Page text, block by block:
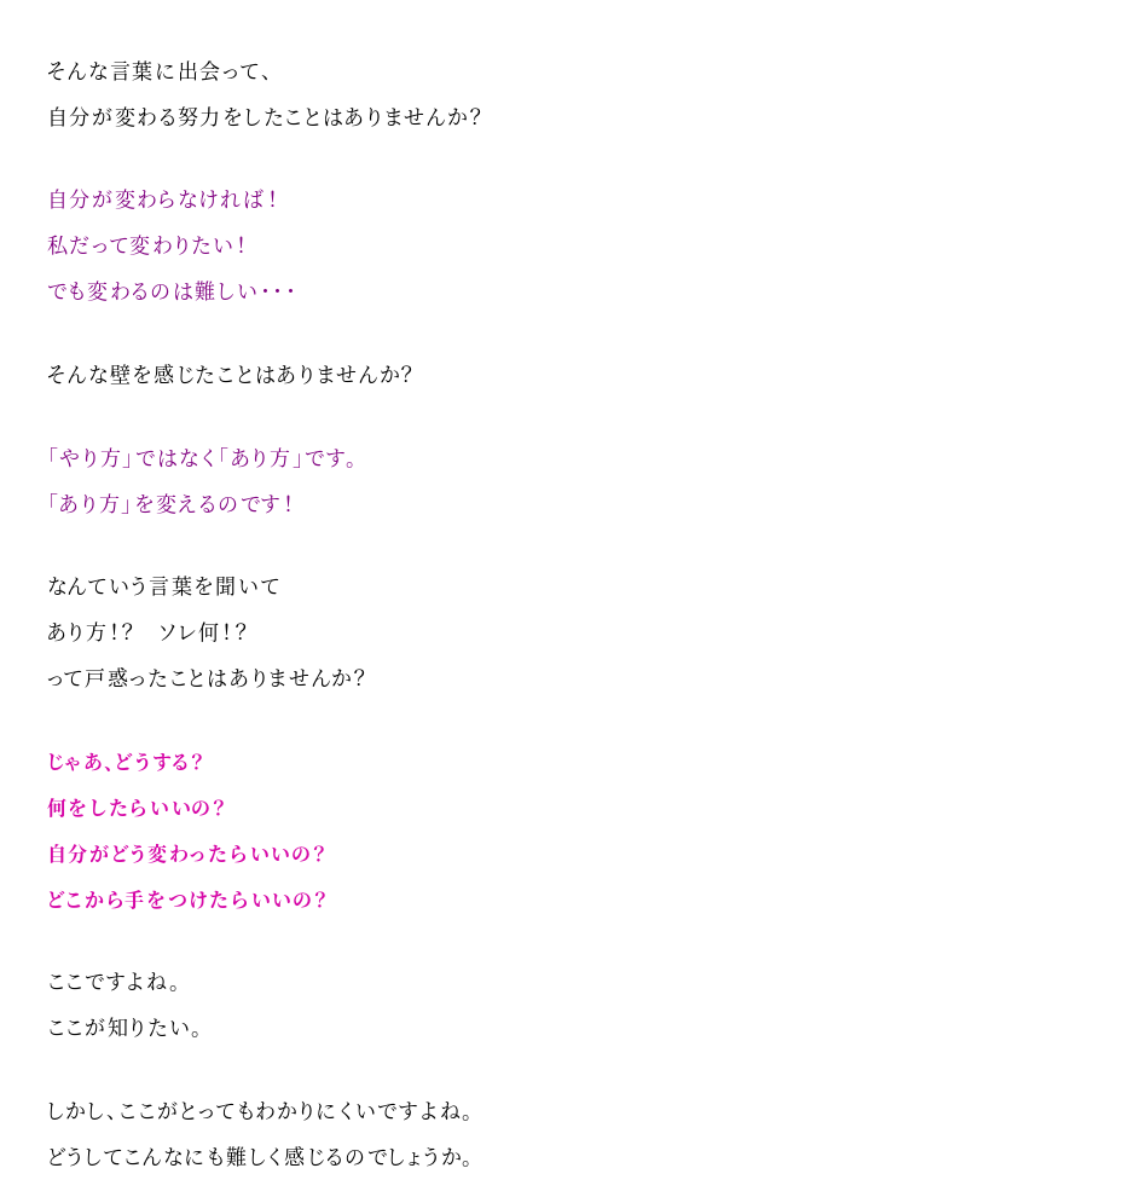
そんな言葉に出会って、
自分が変わる努力をしたことはありませんか？
自分が変わらなければ！
私だって変わりたい！
でも変わるのは難しい・・・
そんな壁を感じたことはありませんか？
「やり方」ではなく「あり方」です。
「あり方」を変えるのです！
なんていう言葉を聞いて
あり方！？ ソレ何！？
って戸惑ったことはありませんか？
じゃあ、どうする？
何をしたらいいの？
自分がどう変わったらいいの？
どこから手をつけたらいいの？
ここですよね。
ここが知りたい。
しかし、ここがとってもわかりにくいですよね。
どうしてこんなにも難しく感じるのでしょうか。